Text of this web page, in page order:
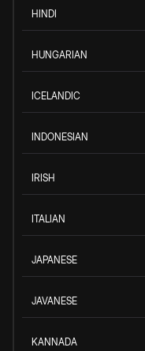
HINDI
HUNGARIAN
ICELANDIC
INDONESIAN
IRISH
ITALIAN
JAPANESE
JAVANESE
KANNADA